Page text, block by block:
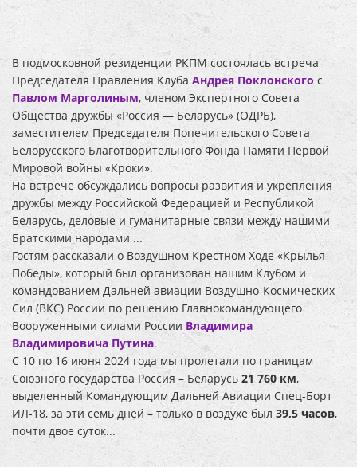
В подмосковной резиденции РКПМ состоялась встреча
Председателя Правления Клуба Андрея Поклонского с
Павлом Марголиным, членом Экспертного Совета
Общества дружбы «Россия — Беларусь» (ОДРБ),
заместителем Председателя Попечительского Совета
Белорусского Благотворительного Фонда Памяти Первой
Мировой войны «Кроки».
На встрече обсуждались вопросы развития и укрепления
дружбы между Российской Федерацией и Республикой
Беларусь, деловые и гуманитарные связи между нашими
Братскими народами ...
Гостям рассказали о Воздушном Крестном Ходе «Крылья
Победы», который был организован нашим Клубом и
командованием Дальней авиации Воздушно-Космических
Сил (ВКС) России по решению Главнокомандующего
Вооруженными силами России Владимира
Владимировича Путина.
С 10 по 16 июня 2024 года мы пролетали по границам
Союзного государства Россия – Беларусь 21 760 км,
выделенный Командующим Дальней Авиации Спец-Борт
ИЛ-18, за эти семь дней – только в воздухе был 39,5 часов,
почти двое суток...